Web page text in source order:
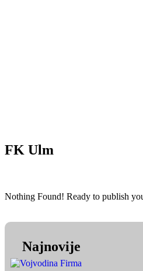
FK Ulm
Nothing Found! Ready to publish
Najnovije